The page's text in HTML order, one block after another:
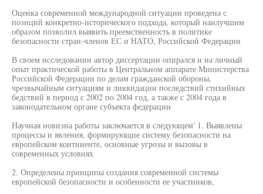
Оценка современной международной ситуации проведена с
позиций конкретно-исторического подхода, который наилучшим
образом позволил выявить преемственность в политике
безопасности стран-членов ЕС и НАТО, Российской Федерации
В своем исследовании автор диссертации опирался и на личный
опыт практической работы в Центральном аппарате Министерства
Российской Федерации по делам гражданской обороны,
чрезвычайным ситуациям и ликвидации последствий стихийных
бедствий в период с 2002 по 2004 год, а также с 2004 года в
законодательном органе субъекта федерации
Научная новизна работы заключается в следующем' 1. Выявлены
процессы и явления, формирующие систему безопасности на
европейском континенте, основные угрозы и вызовы в
современных условиях
2. Определены принципы создания современной системы
европейской безопасности и особенности ее участников,